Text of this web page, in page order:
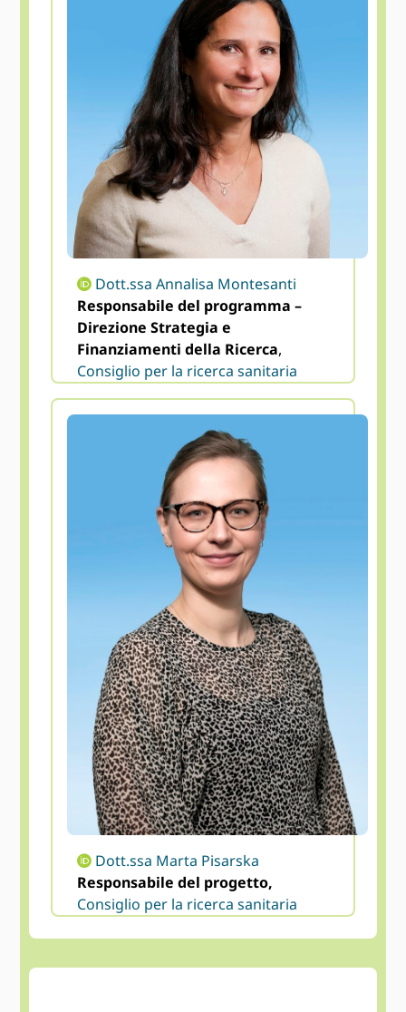
Dott.ssa Annalisa Montesanti
Responsabile del programma –
Direzione Strategia e
Finanziamenti della Ricerca,
Consiglio per la ricerca sanitaria
Dott.ssa Marta Pisarska
Responsabile del progetto,
Consiglio per la ricerca sanitaria